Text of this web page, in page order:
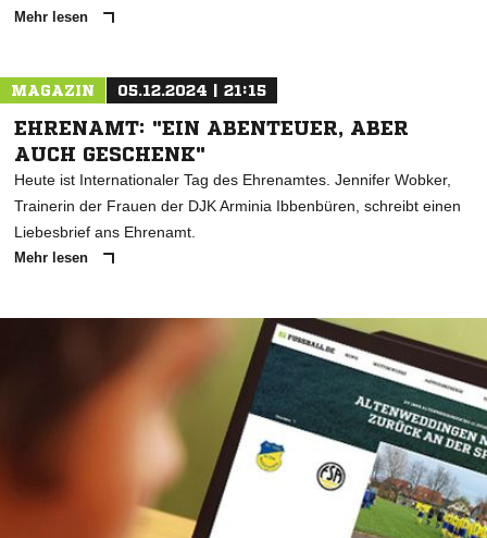
Mehr lesen
MAGAZIN 05.12.2024 | 21:15
EHRENAMT: "EIN ABENTEUER, ABER
AUCH GESCHENK"
Heute ist Internationaler Tag des Ehrenamtes. Jennifer Wobker,
Trainerin der Frauen der DJK Arminia Ibbenbüren, schreibt einen
Liebesbrief ans Ehrenamt.
Mehr lesen